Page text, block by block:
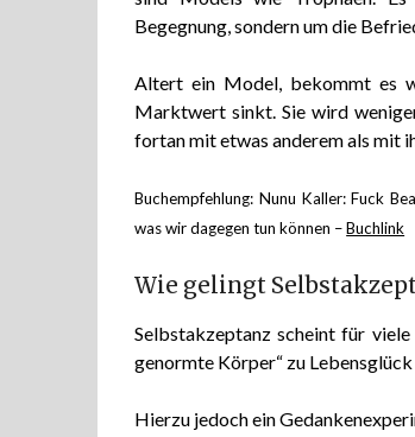
Begegnung, sondern um die
Altert ein Model, bekommt es
Marktwert sinkt. Sie wird
fortan mit etwas anderem als mit
Buchempfehlung: Nunu Kaller: Fuck
was wir dagegen tun können –Buchlink
Wie gelingt
Selbstakzeptanz scheint für
genormte Körper“ zu
Hierzu jedoch ein